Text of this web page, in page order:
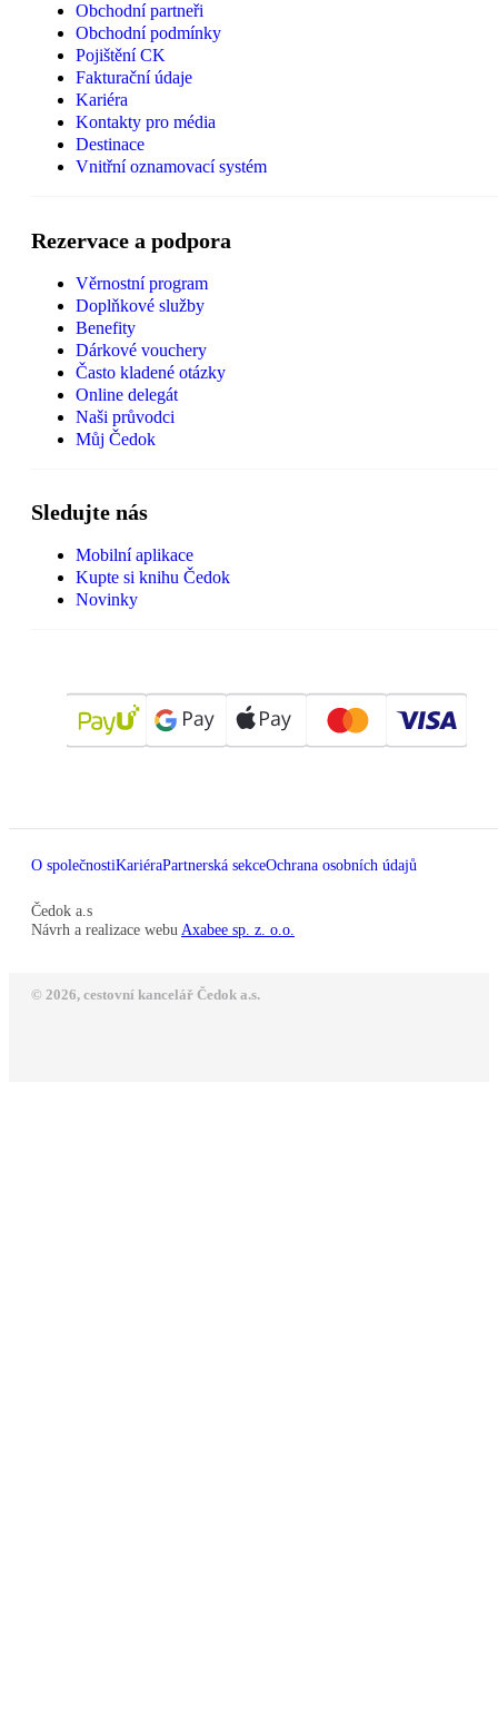
Obchodní partneři
Obchodní podmínky
Pojištění CK
Fakturační údaje
Kariéra
Kontakty pro média
Destinace
Vnitřní oznamovací systém
Rezervace a podpora
Věrnostní program
Doplňkové služby
Benefity
Dárkové vouchery
Často kladené otázky
Online delegát
Naši průvodci
Můj Čedok
Sledujte nás
Mobilní aplikace
Kupte si knihu Čedok
Novinky
O společnostiKariéraPartnerská sekceOchrana osobních údajů
Čedok a.s
Návrh a realizace webu Axabee sp. z. o.o.
© 2026, cestovní kancelář Čedok a.s.